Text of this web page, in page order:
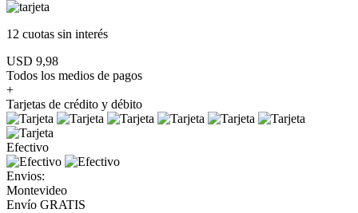
12 cuotas sin interés
USD 9,98
Todos los medios de pagos
+
Tarjetas de crédito y débito
Efectivo
Envios:
Montevideo
Envío GRATIS